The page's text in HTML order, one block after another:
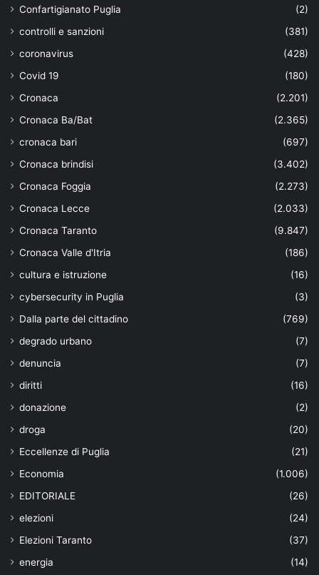
Confartigianato Puglia
(2)
controlli e sanzioni
(381)
coronavirus
(428)
Covid 19
(180)
Cronaca
(2.201)
Cronaca Ba/Bat
(2.365)
cronaca bari
(697)
Cronaca brindisi
(3.402)
Cronaca Foggia
(2.273)
Cronaca Lecce
(2.033)
Cronaca Taranto
(9.847)
Cronaca Valle d'Itria
(186)
cultura e istruzione
(16)
cybersecurity in Puglia
(3)
Dalla parte del cittadino
(769)
degrado urbano
(7)
denuncia
(7)
diritti
(16)
donazione
(2)
droga
(20)
Eccellenze di Puglia
(21)
Economia
(1.006)
EDITORIALE
(26)
elezioni
(24)
Elezioni Taranto
(37)
energia
(14)